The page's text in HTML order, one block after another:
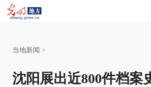
当地新闻 >
沈阳展出近800件档案